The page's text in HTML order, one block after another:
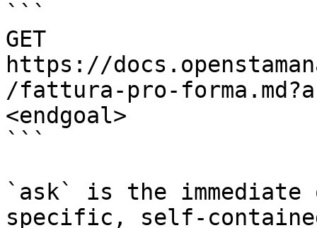
```
GET
https://
/fattura-pro-
<endgoal>
```
`ask` is the
specific, self-